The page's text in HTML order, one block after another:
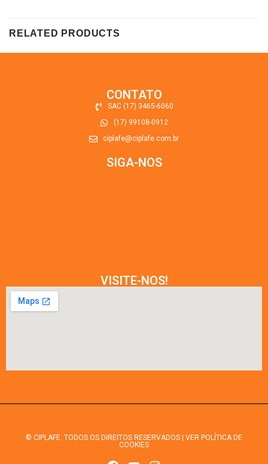
RELATED PRODUCTS
CONTATO
SAC (17) 3465-6060
(17) 99108-0912
ciplafe@ciplafe.com.br
SIGA-NOS
VISITE-NOS!
© CIPLAFE. TODOS OS DIREITOS RESERVADOS | VER POLÍTICA DE
COOKIES